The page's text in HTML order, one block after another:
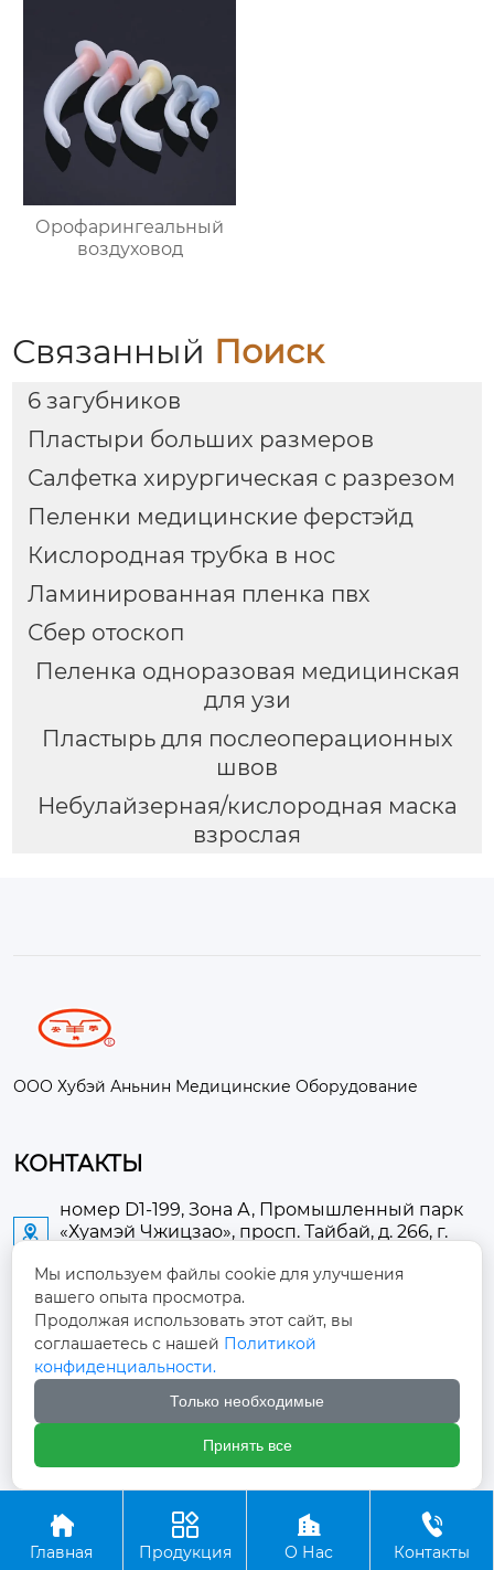
Орофарингеальный
воздуховод
Связанный Поиск
6 загубников
Пластыри больших размеров
Салфетка хирургическая с разрезом
Пеленки медицинские ферстэйд
Кислородная трубка в нос
Ламинированная пленка пвх
Сбер отоскоп
Пеленка одноразовая медицинская
для узи
Пластырь для послеоперационных
швов
Небулайзерная/кислородная маска
взрослая
ООО Хубэй Аньнин Медицинские Оборудование
КОНТАКТЫ

номер D1-199, Зона А, Промышленный парк
«Хуамэй Чжицзао», просп. Тайбай, д. 266, г.
 2673889948@qq.com
+86-13705274289
+86-19084124289
Оборудование

Главная

Продукция

О Нас

Контакты
Мы используем файлы cookie для улучшения
вашего опыта просмотра.
Продолжая использовать этот сайт, вы
соглашаетесь с нашей Политикой
конфиденциальности.
Только необходимые
Принять все